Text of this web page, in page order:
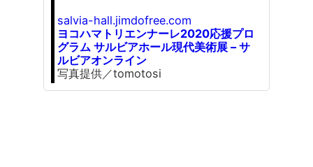
salvia-hall.jimdofree.com
ヨコハマトリエンナーレ2020応援プロ
グラム サルビアホール現代美術展 – サ
ルビアオンライン
写真提供／tomotosi